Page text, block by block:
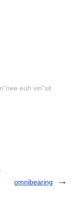
euh vin"sit
omnibearing